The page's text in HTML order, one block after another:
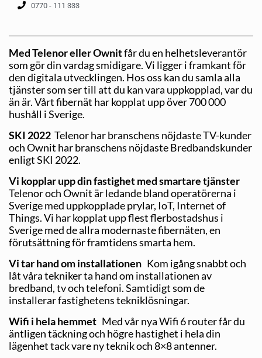
0770 - 111 333
Med Telenor eller Ownitfår du en helhetsleverantör
som gör din vardag smidigare. Vi ligger i framkant för
den digitala utvecklingen. Hos oss kan du samla alla
tjänster som ser till att du kan vara uppkopplad, var du
än är. Vårt fibernät har kopplat upp över 700 000
hushåll i Sverige.
SKI 2022 Telenor har branschens nöjdaste TV-kunder
och Ownit har branschens nöjdaste Bredbandskunder
enligt SKI 2022.
Vi kopplar upp din fastighet med smartare tjänster
Telenor och Ownit är ledande bland operatörerna i
Sverige med uppkopplade prylar, IoT, Internet of
Things. Vi har kopplat upp flest flerbostadshus i
Sverige med de allra modernaste fibernäten, en
förutsättning för framtidens smarta hem.
Vi tar hand om installationen Kom igång snabbt och
låt våra tekniker ta hand om installationen av
bredband, tv och telefoni. Samtidigt som de
installerar fastighetens tekniklösningar.
Wifi i hela hemmet Med vår nya Wifi 6 router får du
äntligen täckning och högre hastighet i hela din
lägenhet tack vare ny teknik och 8×8 antenner.